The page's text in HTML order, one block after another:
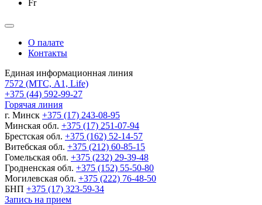
Fr
О палате
Контакты
Единая информационная линия
7572 (МТС, A1, Life)
+375 (44) 592-99-27
Горячая линия
г. Минск +375 (17) 243-08-95
Минская обл. +375 (17) 251-07-94
Брестская обл. +375 (162) 52-14-57
Витебская обл. +375 (212) 60-85-15
Гомельская обл. +375 (232) 29-39-48
Гродненская обл. +375 (152) 55-50-80
Могилевская обл. +375 (222) 76-48-50
БНП +375 (17) 323-59-34
Запись на прием